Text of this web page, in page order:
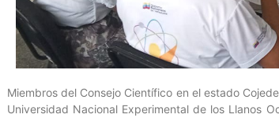
Miembros del Consejo Científico en el estado
Universidad Nacional Experimental de los Llanos